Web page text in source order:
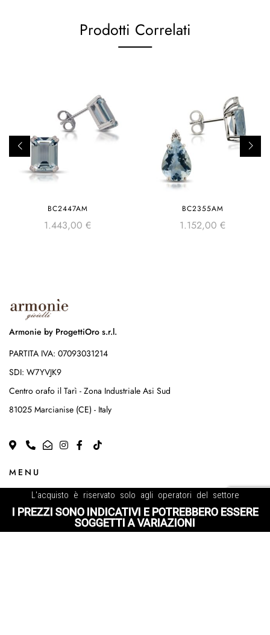
Prodotti Correlati
BC2447AM
1.443,00 €
BC2355AM
1.152,00 €
Armonie by ProgettiOro s.r.l.
PARTITA IVA: 07093031214
SDI: W7YVJK9
Centro orafo il Tarì - Zona Industriale Asi Sud
81025 Marcianise (CE) - Italy
MENU
Home
Chi siamo
L'acquisto è riservato solo agli operatori del settore
I PREZZI SONO INDICATIVI E POTREBBERO ESSERE
SOGGETTI A VARIAZIONI